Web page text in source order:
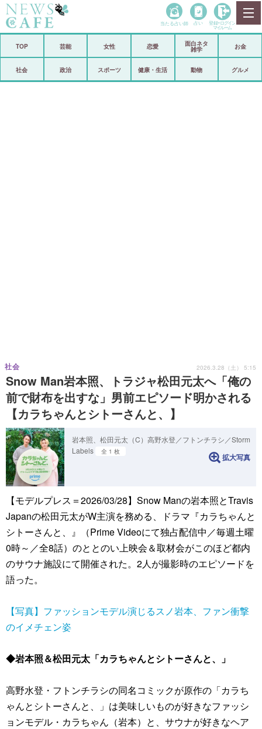
政治
当たる占い師 占い 登録• ログイン
マイルーム
TOP 芸能 女性 恋愛
面白ネタ
雑学
お金
社会 政治 スポーツ 健康・生活 動物 グルメ
Snow Man岩本照、トラジャ松田元太へ「俺の
前で財布を出すな」男前エピソード明かされる
【カラちゃんとシトーさんと、】
社会 2026.3.28（土） 5:15
岩本照、松田元太（C）高野水登／フトンチラシ／Storm
Labels
全 1 枚
拡大写真
【モデルプレス＝2026/03/28】Snow Manの岩本照とTravis
Japanの松田元太がW主演を務める、ドラマ『カラちゃんと
シトーさんと、』（Prime Videoにて独占配信中／毎週土曜
0時～／全8話）のととのい上映会＆取材会がこのほど都内
のサウナ施設にて開催された。2人が撮影時のエピソードを
語った。
【写真】ファッションモデル演じるスノ岩本、ファン衝撃
のイメチェン姿
◆岩本照＆松田元太「カラちゃんとシトーさんと、」
高野水登・フトンチラシの同名コミックが原作の「カラち
ゃんとシトーさんと、」は美味しいものが好きなファッシ
ョンモデル・カラちゃん（岩本）と、サウナが好きなヘア